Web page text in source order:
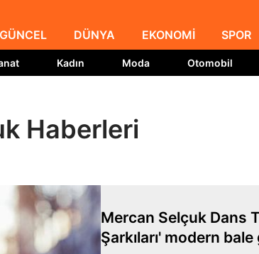
GÜNCEL DÜNYA EKONOMİ SPOR
Kadın Moda Otomobil
Haberleri
Mercan Selçuk Dans
Şarkıları' modern